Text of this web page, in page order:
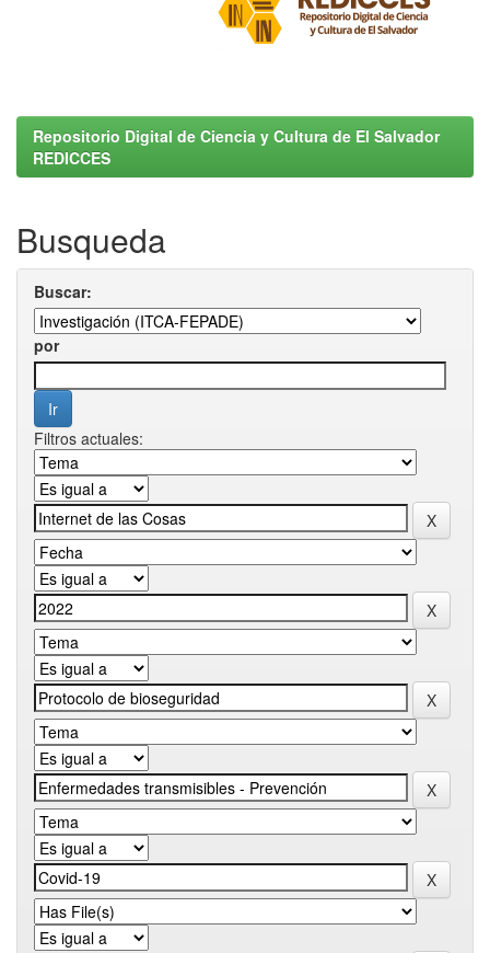
Repositorio Digital de Ciencia y Cultura de El Salvador
REDICCES
Busqueda
Buscar:
por
Filtros actuales: